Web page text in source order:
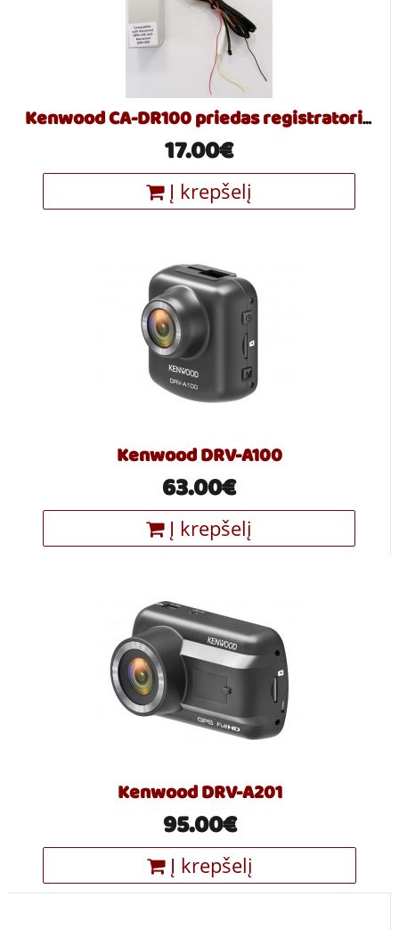
Kenwood CA-DR100 priedas registratoriui DRV-830
17.00€
Į krepšelį
Kenwood DRV-A100
63.00€
Į krepšelį
Kenwood DRV-A201
95.00€
Į krepšelį